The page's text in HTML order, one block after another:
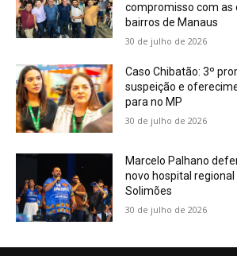
compromisso com as
bairros de Manaus
30 de julho de 2026
Caso Chibatão: 3º
suspeição e
para no MP
30 de julho de 2026
Marcelo Palhano
novo hospital
Solimões
30 de julho de 2026